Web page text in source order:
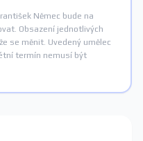
Němec bude na
Obsazení jednotlivých
se měnit. Uvedený umělec
termín nemusí být